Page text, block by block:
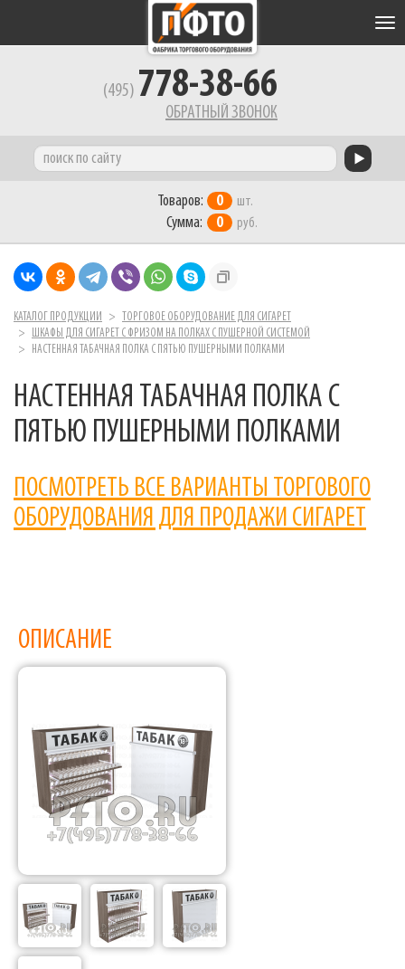
(495) 778-38-66
ОБРАТНЫЙ ЗВОНОК
Фабрика торгового оборудования
Товаров: 0 шт.
Сумма: 0 руб.
КАТАЛОГ ПРОДУКЦИИ
ТОРГОВОЕ ОБОРУДОВАНИЕ ДЛЯ СИГАРЕТ
ШКАФЫ ДЛЯ СИГАРЕТ С ФРИЗОМ НА ПОЛКАХ С ПУШЕРНОЙ СИСТЕМОЙ
НАСТЕННАЯ ТАБАЧНАЯ ПОЛКА С ПЯТЬЮ ПУШЕРНЫМИ ПОЛКАМИ
НАСТЕННАЯ ТАБАЧНАЯ ПОЛКА С
ПЯТЬЮ ПУШЕРНЫМИ ПОЛКАМИ
ПОСМОТРЕТЬ ВСЕ ВАРИАНТЫ ТОРГОВОГО
ОБОРУДОВАНИЯ ДЛЯ ПРОДАЖИ СИГАРЕТ
ОПИСАНИЕ